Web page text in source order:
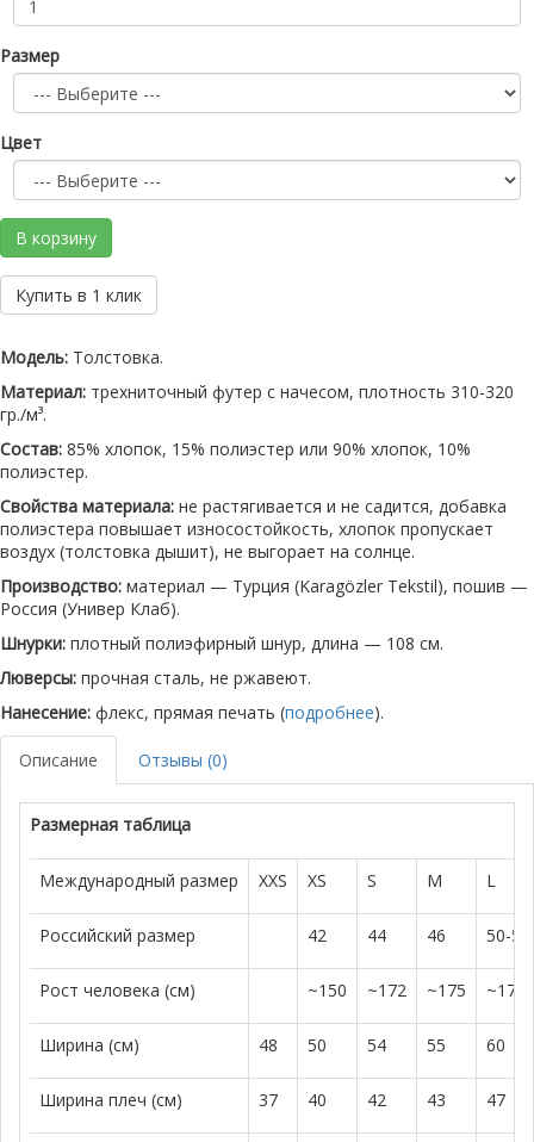
Размер
Цвет
В корзину
Купить в 1 клик
Модель: Толстовка.
Материал: трехниточный футер с начесом, плотность 310-320
гр./м³.
Состав: 85% хлопок, 15% полиэстер или 90% хлопок, 10%
полиэстер.
Свойства материала: не растягивается и не садится, добавка
полиэстера повышает износостойкость, хлопок пропускает
воздух (толстовка дышит), не выгорает на солнце.
Производство: материал — Турция (Karagözler Tekstil), пошив —
Россия (Универ Клаб).
Шнурки: плотный полиэфирный шнур, длина — 108 см.
Люверсы: прочная сталь, не ржавеют.
Нанесение: флекс, прямая печать (подробнее).
Описание Отзывы (0)
Размерная таблица
Международный размер XXS XS S M L
Российский размер 42 44 46 50-52
Рост человека (см) ~150 ~172 ~175 ~179
Ширина (см) 48 50 54 55 60
Ширина плеч (см) 37 40 42 43 47